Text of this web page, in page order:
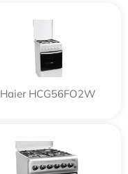
Haier HCG56FO2W